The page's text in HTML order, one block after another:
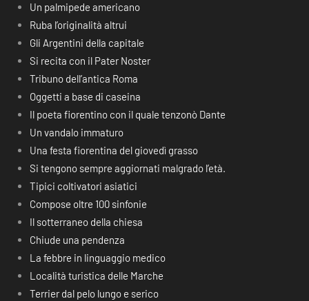
Un palmipede americano
Ruba l’originalità altrui
Gli Argentini della capitale
Si recita con il Pater Noster
Tribuno dell’antica Roma
Oggetti a base di caseina
Il poeta fiorentino con il quale tenzonò Dante
Un vandalo immaturo
Una festa fiorentina del giovedì grasso
Si tengono sempre aggiornati malgrado l’età.
Tipici coltivatori asiatici
Compose oltre 100 sinfonie
Il sotterraneo della chiesa
Chiude una pendenza
La febbre in linguaggio medico
Località turistica delle Marche
Terrier dal pelo lungo e serico